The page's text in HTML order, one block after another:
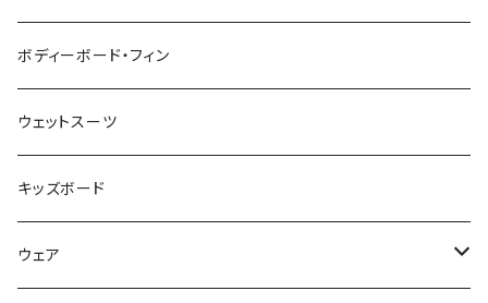
pride.m
FLOCO
Mermaid & Guys
UNDERSERIES
フィン
サーフボードアクセサリー
ボディーボード
BBフィン
BBアクセサリー
コイルコード
ボディーボード・フィン
ウェットスーツ
キッズボード
ウェア